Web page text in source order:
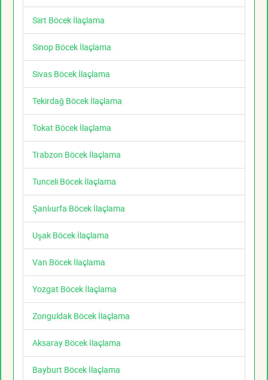
Siirt Böcek İlaçlama
Sinop Böcek İlaçlama
Sivas Böcek İlaçlama
Tekirdağ Böcek İlaçlama
Tokat Böcek İlaçlama
Trabzon Böcek İlaçlama
Tunceli Böcek İlaçlama
Şanlıurfa Böcek İlaçlama
Uşak Böcek İlaçlama
Van Böcek İlaçlama
Yozgat Böcek İlaçlama
Zonguldak Böcek İlaçlama
Aksaray Böcek İlaçlama
Bayburt Böcek İlaçlama